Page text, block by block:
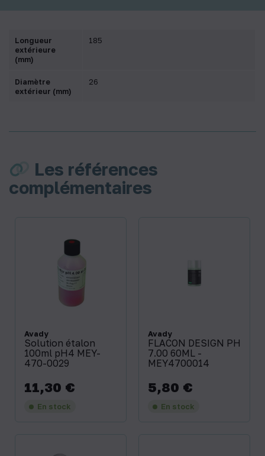
Longueur
extérieure
(mm)
185
Diamètre
extérieur (mm)
26
Les références
complémentaires
Avady
Solution étalon
100ml pH4 MEY-
470-0029
Prix
11,30 €
En stock
Avady
FLACON DESIGN PH
7.00 60ML -
MEY4700014
Prix
5,80 €
En stock